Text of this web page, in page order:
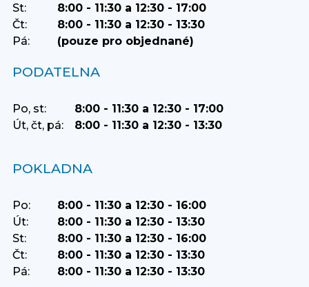
St:
8:00 - 11:30 a 12:30 - 17:00
Čt:
8:00 - 11:30 a 12:30 - 13:30
Pá:
(pouze pro objednané)
PODATELNA
Po, st:
8:00 - 11:30 a 12:30 - 17:00
Út, čt, pá:
8:00 - 11:30 a 12:30 - 13:30
POKLADNA
Po:
8:00 - 11:30 a 12:30 - 16:00
Út:
8:00 - 11:30 a 12:30 - 13:30
St:
8:00 - 11:30 a 12:30 - 16:00
Čt:
8:00 - 11:30 a 12:30 - 13:30
Pá:
8:00 - 11:30 a 12:30 - 13:30